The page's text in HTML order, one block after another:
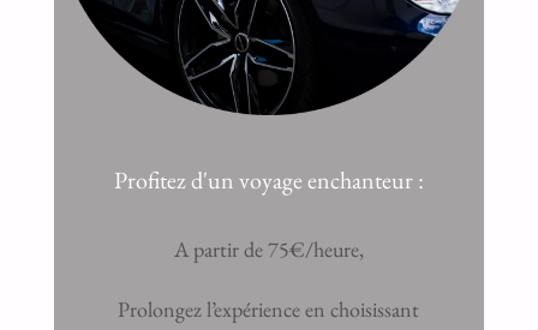
Profitez d'un voyage enchanteur :
A partir de 75€/heure,
Prolongez l’expérience en choisissant